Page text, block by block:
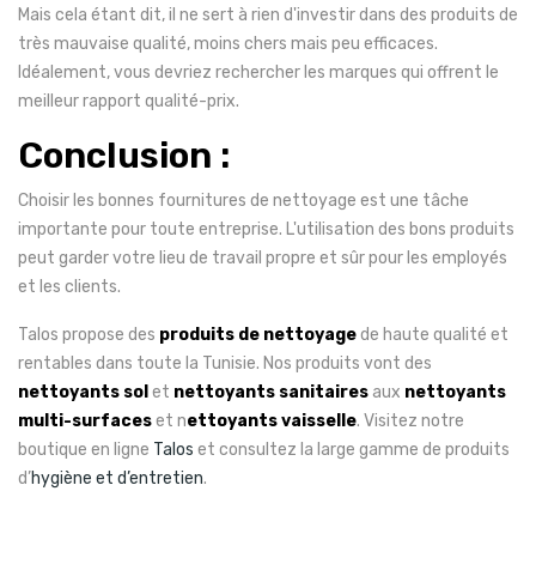
Mais cela étant dit, il ne sert à rien d'investir dans des produits de
très mauvaise qualité, moins chers mais peu efficaces.
Idéalement, vous devriez rechercher les marques qui offrent le
meilleur rapport qualité-prix.
Conclusion :
Choisir les bonnes fournitures de nettoyage est une tâche
importante pour toute entreprise. L'utilisation des bons produits
peut garder votre lieu de travail propre et sûr pour les employés
et les clients.
Talos propose des produits de nettoyagede haute qualité et
rentables dans toute la Tunisie. Nos produits vont des
nettoyants sol et nettoyants sanitaires aux nettoyants
multi-surfaceset nettoyants vaisselle. Visitez notre
boutique en ligne Talos et consultez la large gamme de produits
d’hygiène et d’entretien.